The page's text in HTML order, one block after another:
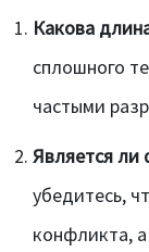
Какова
сплошного
частыми
Является ли
убедитесь,
конфликта,